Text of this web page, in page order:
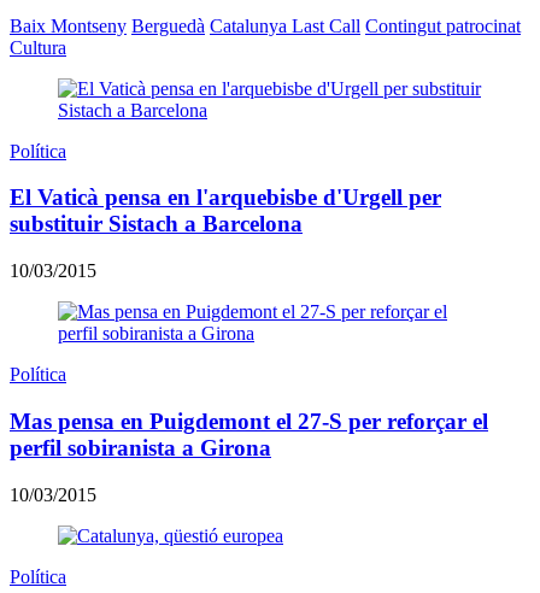
Baix Montseny Berguedà Catalunya Last Call Contingut patrocinat
Cultura
Política
El Vaticà pensa en l'arquebisbe d'Urgell per
substituir Sistach a Barcelona
10/03/2015
Política
Mas pensa en Puigdemont el 27-S per reforçar el
perfil sobiranista a Girona
10/03/2015
Política